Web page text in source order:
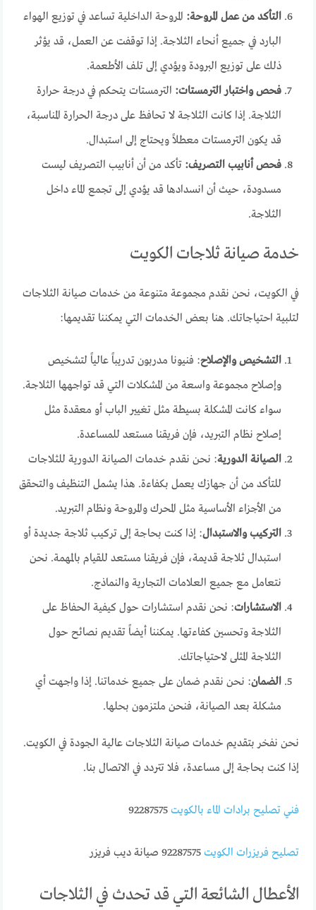
التأكد من عمل المروحة: المروحة الداخلية تساعد في توزيع الهواء
البارد في جميع أنحاء الثلاجة. إذا توقفت عن العمل، قد يؤثر
ذلك على توزيع البرودة ويؤدي إلى تلف الأطعمة.
فحص واختبار الترمستات: الترمستات يتحكم في درجة حرارة
الثلاجة. إذا كانت الثلاجة لا تحافظ على درجة الحرارة المناسبة،
قد يكون الترمستات معطلاً ويحتاج إلى استبدال.
فحص أنابيب التصريف: تأكد من أن أنابيب التصريف ليست
مسدودة، حيث أن انسدادها قد يؤدي إلى تجمع الماء داخل
الثلاجة.
خدمة صيانة ثلاجات الكويت
في الكويت، نحن نقدم مجموعة متنوعة من خدمات صيانة الثلاجات
لتلبية احتياجاتك. هنا بعض الخدمات التي يمكننا تقديمها:
التشخيص والإصلاح: فنيونا مدربون تدريباً عالياً لتشخيص
وإصلاح مجموعة واسعة من المشكلات التي قد تواجهها الثلاجة.
سواء كانت المشكلة بسيطة مثل تغيير الباب أو معقدة مثل
إصلاح نظام التبريد، فإن فريقنا مستعد للمساعدة.
الصيانة الدورية: نحن نقدم خدمات الصيانة الدورية للثلاجات
للتأكد من أن جهازك يعمل بكفاءة. هذا يشمل التنظيف والتحقق
من الأجزاء الأساسية مثل المحرك والمروحة ونظام التبريد.
التركيب والاستبدال: إذا كنت بحاجة إلى تركيب ثلاجة جديدة أو
استبدال ثلاجة قديمة، فإن فريقنا مستعد للقيام بالمهمة. نحن
نتعامل مع جميع العلامات التجارية والنماذج.
الاستشارات: نحن نقدم استشارات حول كيفية الحفاظ على
الثلاجة وتحسين كفاءتها. يمكننا أيضاً تقديم نصائح حول
الثلاجة المثلى لاحتياجاتك.
الضمان: نحن نقدم ضمان على جميع خدماتنا. إذا واجهت أي
مشكلة بعد الصيانة، فنحن ملتزمون بحلها.
نحن نفخر بتقديم خدمات صيانة الثلاجات عالية الجودة في الكويت.
إذا كنت بحاجة إلى مساعدة، فلا تتردد في الاتصال بنا.
فني تصليح برادات الماء بالكويت92287575
تصليح فريزرات الكويت 92287575 صيانة ديب فريزر
الأعطال الشائعة التي قد تحدث في الثلاجات